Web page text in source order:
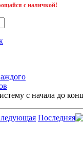
с наличкой!
с начала до
Последняя